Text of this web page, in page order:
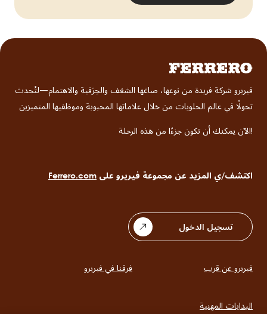
فيريرو شركة فريدة من نوعها، صاغها الشغف والحِرَفية والاهتمام—لتُحدث
تحولًا في عالم الحلويات من خلال علاماتها المحبوبة وموظفيها المتميزين
!الآن يمكنك أن تكون جزءًا من هذه الرحلة
اكتشف/ي المزيد عن مجموعة فيريرو على Ferrero.com
تسجيل الدخول
Main
فيريرو عن قرب فرقنا في فيريرو
البدايات المهنية